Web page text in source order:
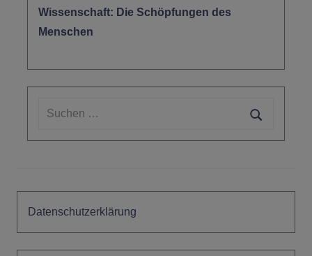
Wissenschaft: Die Schöpfungen des
Menschen
Suchen
Datenschutzerklärung